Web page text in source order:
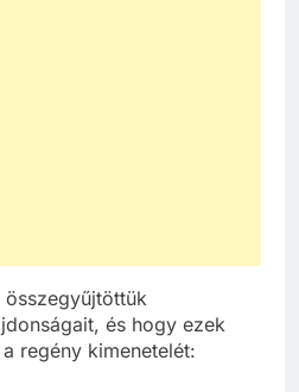
és hogy ezek
regény kimenetelét: